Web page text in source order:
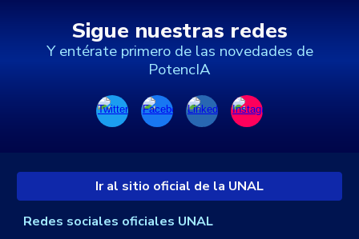
Sigue nuestras redes
Y entérate primero de las novedades de
PotencIA
Ir al sitio oficial de la UNAL
Redes sociales oficiales UNAL